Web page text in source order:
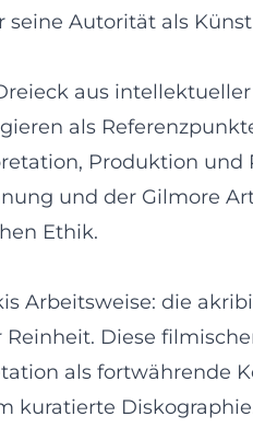
seine Autorität als
aus
als
Produktion
und der Gilmore
Ethik.
Arbeitsweise: die
Diese
als fortwährende
kuratierte